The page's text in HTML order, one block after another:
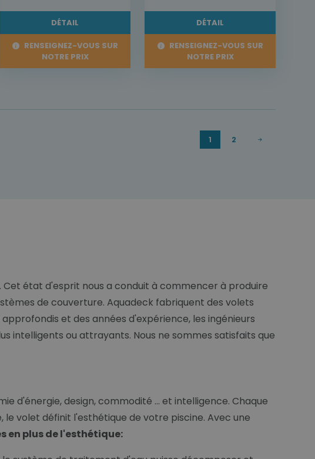
DÉTAIL
RENSEIGNEZ-VOUS SUR
NOTRE PRIX
DÉTAIL
RENSEIGNEZ-VOUS SUR
NOTRE PRIX
1 2
Cet état d'esprit nous a conduit à commencer à produire
de couverture. Aquadeck fabriquent des volets
et des années d'expérience, les ingénieurs
intelligents ou attrayants. Nous ne sommes satisfaits que
d'énergie, design, commodité ... et intelligence. Chaque
volet définit l'esthétique de votre piscine. Avec une
en plus de l'esthétique: